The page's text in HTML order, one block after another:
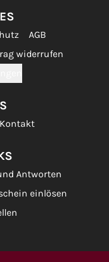
AGB
widerrufen
Kontakt
Antworten
einlösen